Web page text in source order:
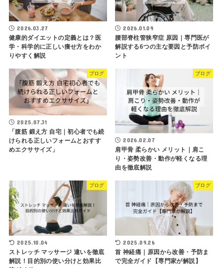
2026.03.27
健康的ダイエットの定義とは？医
学・科学的に正しい痩せ方をわか
りやすく解説
2026.01.09
腰部脊柱管狭窄症 原因｜専門医が
解説する6つの主な要因と予防ポイ
ント
ブログ
2025.07.31
「腹筋 鍛え方 自宅｜初心者でも続
けられる正しいフォームとおすす
めエクササイズ」
ブログ
2026.02.07
肩甲骨 柔らかい メリット｜肩こ
り・姿勢改善・動作が軽くなる理
由を徹底解説
ブログ
2025.10.04
ストレッチ マッサージ 違いを徹底
解説！目的別の使い分けと効果比
ブログ
2025.09.26
首 神経痛｜原因から改善・予防ま
で完全ガイド【専門家が解説】